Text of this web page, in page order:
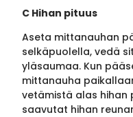
C Hihan pituus
Aseta mittanauhan
selkäpuolella, vedä
yläsaumaa. Kun
mittanauha
vetämistä alas hihan
saavutat hihan